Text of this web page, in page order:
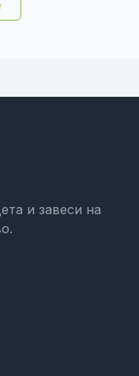
и завеси на